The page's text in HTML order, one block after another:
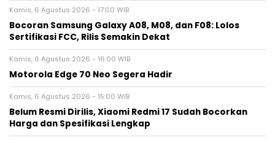
Kamis, 6 Agustus 2026 - 17:00 WIB
Bocoran Samsung Galaxy A08, M08, dan F08: Lolos
Sertifikasi FCC, Rilis Semakin Dekat
Kamis, 6 Agustus 2026 - 16:00 WIB
Motorola Edge 70 Neo Segera Hadir
Kamis, 6 Agustus 2026 - 15:00 WIB
Belum Resmi Dirilis, Xiaomi Redmi 17 Sudah Bocorkan
Harga dan Spesifikasi Lengkap